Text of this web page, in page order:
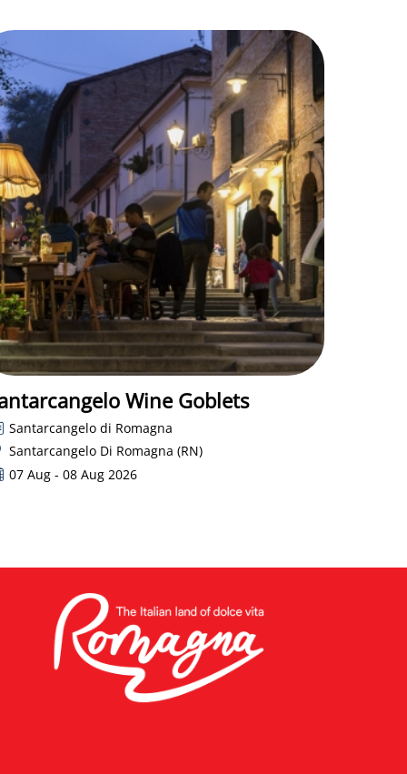
Wine Goblets
Santarcangelo di Romagna
Santarcangelo Di Romagna (RN)
07 Aug - 08 Aug 2026